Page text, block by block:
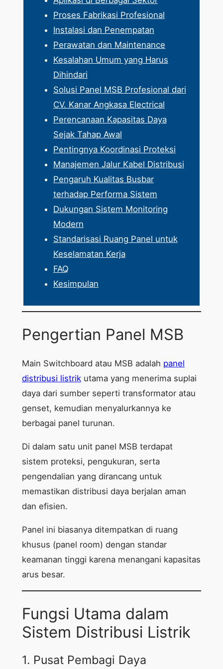
Proses Fabrikasi Profesional
Instalasi dan Penempatan
Perawatan dan Maintenance
Kesalahan Umum yang Harus
Dihindari
Solusi Panel MSB Profesional dari
CV. Kanar Angkasa Electrical
Perencanaan Kapasitas Daya
Sejak Tahap Awal
Pentingnya Koordinasi Proteksi
Manajemen Jalur Kabel Distribusi
Pengaruh Kualitas Busbar
terhadap Performa Sistem
Dukungan Sistem Monitoring
Modern
Standarisasi Ruang Panel untuk
Keselamatan Kerja
FAQ
Kesimpulan
Pengertian Panel MSB
Main Switchboard atau MSB adalah panel
distribusi listrikutama yang menerima suplai
daya dari sumber seperti transformator atau
genset, kemudian menyalurkannya ke
berbagai panel turunan.
Di dalam satu unit panel MSB terdapat
sistem proteksi, pengukuran, serta
pengendalian yang dirancang untuk
memastikan distribusi daya berjalan aman
dan efisien.
Panel ini biasanya ditempatkan di ruang
khusus (panel room) dengan standar
keamanan tinggi karena menangani kapasitas
arus besar.
Fungsi Utama dalam
Sistem Distribusi Listrik
1. Pusat Pembagi Daya